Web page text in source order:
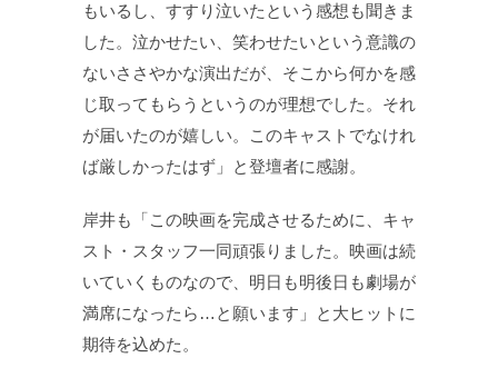
もいるし、すすり泣いたという感想も聞きま
した。泣かせたい、笑わせたいという意識の
ないささやかな演出だが、そこから何かを感
じ取ってもらうというのが理想でした。それ
が届いたのが嬉しい。このキャストでなけれ
ば厳しかったはず」と登壇者に感謝。
岸井も「この映画を完成させるために、キャ
スト・スタッフ一同頑張りました。映画は続
いていくものなので、明日も明後日も劇場が
満席になったら…と願います」と大ヒットに
期待を込めた。